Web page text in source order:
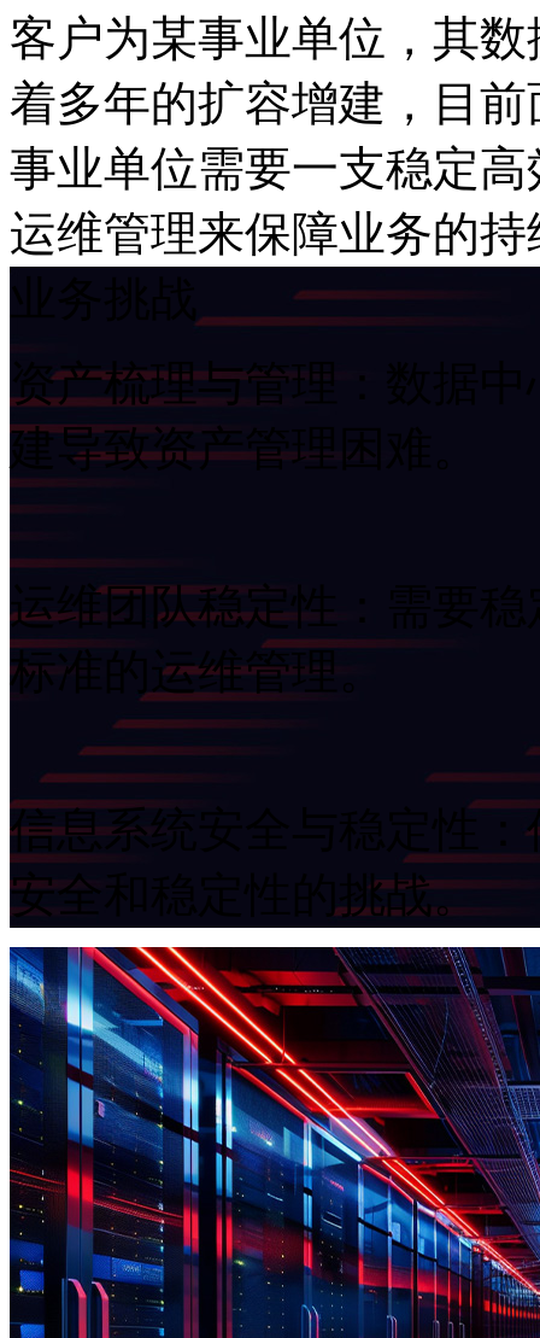
客户为某事业单位，其
着多年的扩容增建，
事业单位需要一支稳定高
运维管理来保障业务的
资产梳理与管理：数据
建导致资产管理困难。
运维团队稳定性：需
标准的运维管理。
信息系统安全与稳定性
安全和稳定性的挑战。